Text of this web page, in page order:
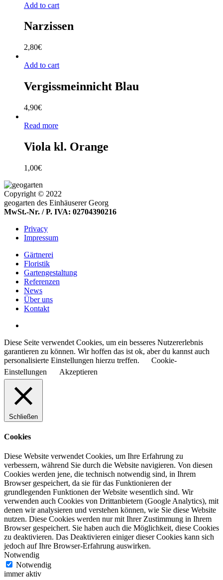
Add to cart
Narzissen
2,80€
Add to cart
Vergissmeinnicht Blau
4,90€
Read more
Viola kl. Orange
1,00€
Copyright © 2022
geogarten des Einhäuserer Georg
MwSt.-Nr. / P. IVA: 02704390216
Privacy
Impressum
Gärtnerei
Floristik
Gartengestaltung
Referenzen
News
Über uns
Kontakt
Diese Seite verwendet Cookies, um ein besseres Nutzererlebnis
garantieren zu können. Wir hoffen das ist ok, aber du kannst auch
personalisierte Einstellungen hierzu treffen.
Cookie-
Einstellungen
Akzeptieren
Schließen
Cookies
Diese Website verwendet Cookies, um Ihre Erfahrung zu
verbessern, während Sie durch die Website navigieren. Von diesen
Cookies werden jene, die technisch notwendig sind, in Ihrem
Browser gespeichert, da sie für das Funktionieren der
grundlegenden Funktionen der Website wesentlich sind. Wir
verwenden auch Cookies von Drittanbietern (Google Analytics), mit
denen wir analysieren und verstehen können, wie Sie diese Website
nutzen. Diese Cookies werden nur mit Ihrer Zustimmung in Ihrem
Browser gespeichert. Sie haben auch die Möglichkeit, diese Cookies
zu deaktivieren. Das Deaktivieren einiger dieser Cookies kann sich
jedoch auf Ihre Browser-Erfahrung auswirken.
Notwendig
Notwendig
immer aktiv